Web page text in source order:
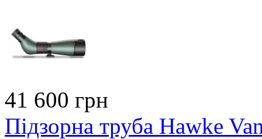
41 600 грн
Підзорна труба Hawke